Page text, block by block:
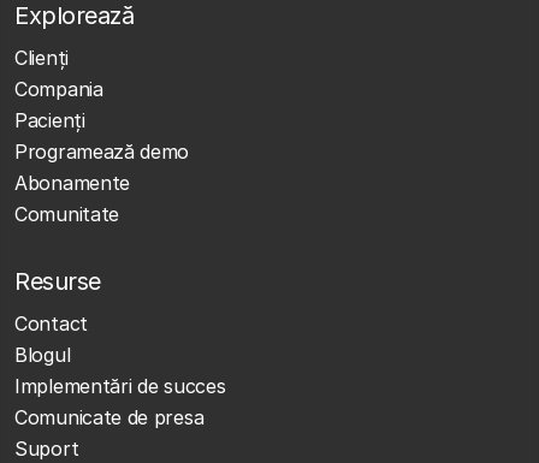
Explorează
Clienţi
Compania
Pacienți
Programează demo
Abonamente
Comunitate
Resurse
Contact
Blogul
Implementări de succes
Comunicate de presa
Suport